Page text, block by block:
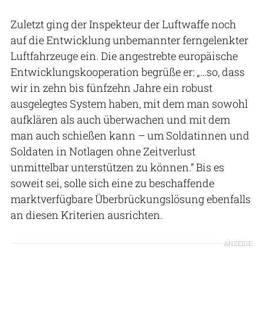
Zuletzt ging der Inspekteur der Luftwaffe noch
auf die Entwicklung unbemannter ferngelenkter
Luftfahrzeuge ein. Die angestrebte europäische
Entwicklungskooperation begrüße er: „…so, dass
wir in zehn bis fünfzehn Jahre ein robust
ausgelegtes System haben, mit dem man sowohl
aufklären als auch überwachen und mit dem
man auch schießen kann – um Soldatinnen und
Soldaten in Notlagen ohne Zeitverlust
unmittelbar unterstützen zu können.“ Bis es
soweit sei, solle sich eine zu beschaffende
marktverfügbare Überbrückungslösung ebenfalls
an diesen Kriterien ausrichten.
ANZEIGE